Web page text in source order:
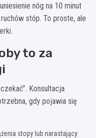
nóg na 10 minut
stóp. To proste, ale
to za
Konsultacja
gdy pojawia się
stopy lub narastający